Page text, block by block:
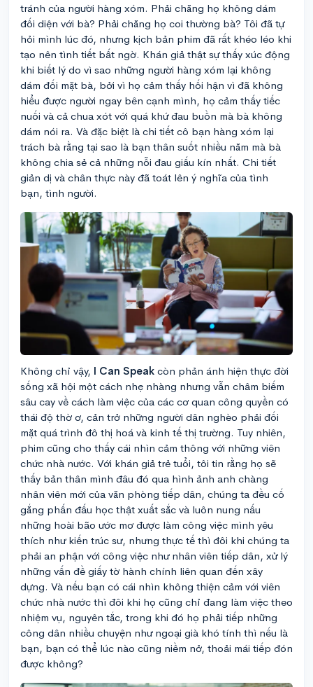
tránh của người hàng xóm. Phải chăng họ không dám
đối diện với bà? Phải chăng họ coi thường bà? Tôi đã tự
hỏi mình lúc đó, nhưng kịch bản phim đã rất khéo léo khi
tạo nên tình tiết bất ngờ. Khán giả thật sự thấy xúc động
khi biết lý do vì sao những người hàng xóm lại không
dám đối mặt bà, bởi vì họ cảm thấy hối hận vì đã không
hiểu được người ngay bên cạnh mình, họ cảm thấy tiếc
nuối và cả chua xót với quá khứ đau buồn mà bà không
dám nói ra. Và đặc biệt là chi tiết cô bạn hàng xóm lại
trách bà rằng tại sao là bạn thân suốt nhiều năm mà bà
không chia sẻ cả những nỗi đau giấu kín nhất. Chi tiết
giản dị và chân thực này đã toát lên ý nghĩa của tình
bạn, tình người.
Không chỉ vậy, I Can Speak còn phản ánh hiện thực đời
sống xã hội một cách nhẹ nhàng nhưng vẫn châm biếm
sâu cay về cách làm việc của các cơ quan công quyền có
thái độ thờ ơ, cản trở những người dân nghèo phải đối
mặt quá trình đô thị hoá và kinh tế thị trường. Tuy nhiên,
phim cũng cho thấy cái nhìn cảm thông với những viên
chức nhà nước. Với khán giả trẻ tuổi, tôi tin rằng họ sẽ
thấy bản thân mình đâu đó qua hình ảnh anh chàng
nhân viên mới của văn phòng tiếp dân, chúng ta đều cố
gắng phấn đấu học thật xuất sắc và luôn nung nấu
những hoài bão ước mơ được làm công việc mình yêu
thích như kiến trúc sư, nhưng thực tế thì đôi khi chúng ta
phải an phận với công việc như nhân viên tiếp dân, xử lý
những vấn đề giấy tờ hành chính liên quan đến xây
dựng. Và nếu bạn có cái nhìn không thiện cảm với viên
chức nhà nước thì đôi khi họ cũng chỉ đang làm việc theo
nhiệm vụ, nguyên tắc, trong khi đó họ phải tiếp những
công dân nhiều chuyện như ngoại già khó tính thì nếu là
bạn, bạn có thể lúc nào cũng niềm nở, thoải mái tiếp đón
được không?